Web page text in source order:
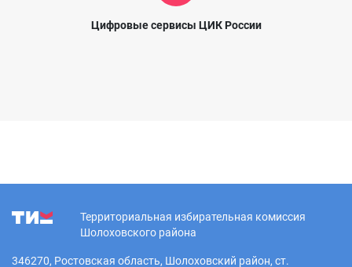
Цифровые сервисы ЦИК России
Территориальная избирательная комиссия
Шолоховского района
346270, Ростовская область, Шолоховский район, ст.